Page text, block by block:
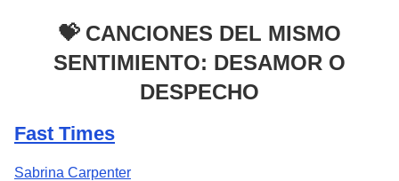
💝 CANCIONES DEL MISMO
SENTIMIENTO: DESAMOR O
DESPECHO
Fast Times
Sabrina Carpenter